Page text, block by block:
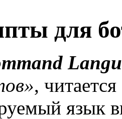
для
, читается
язык